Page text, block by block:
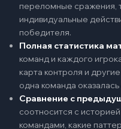
переломные сражения,
индивидуальные
победителя.
Полная статистика
команд и каждого
карта контроля и
одна команда
Сравнение с
соотносится с
командами, какие